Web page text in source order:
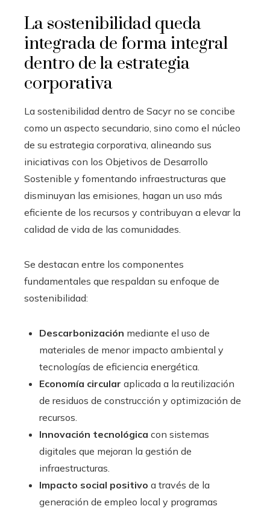
La sostenibilidad queda
integrada de forma integral
dentro de la estrategia
corporativa
La sostenibilidad dentro de Sacyr no se concibe
como un aspecto secundario, sino como el núcleo
de su estrategia corporativa, alineando sus
iniciativas con los Objetivos de Desarrollo
Sostenible y fomentando infraestructuras que
disminuyan las emisiones, hagan un uso más
eficiente de los recursos y contribuyan a elevar la
calidad de vida de las comunidades.
Se destacan entre los componentes
fundamentales que respaldan su enfoque de
sostenibilidad:
Descarbonización mediante el uso de
materiales de menor impacto ambiental y
tecnologías de eficiencia energética.
Economía circular aplicada a la reutilización
de residuos de construcción y optimización de
recursos.
Innovación tecnológica con sistemas
digitales que mejoran la gestión de
infraestructuras.
Impacto social positivo a través de la
generación de empleo local y programas